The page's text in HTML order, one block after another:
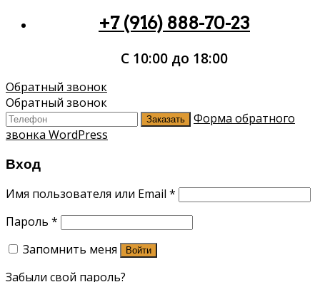
+7 (916) 888-70-23
С 10:00 до 18:00
Обратный звонок
Обратный звонок
Заказать
Форма обратного
звонка WordPress
Вход
Имя пользователя или Email *
Пароль *
Запомнить меня
Войти
Забыли свой пароль?